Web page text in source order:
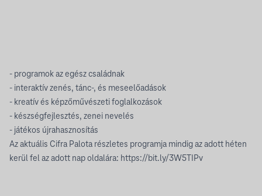
- programok az egész családnak
- interaktív zenés, tánc-, és meseelőadások
- kreatív és képzőművészeti foglalkozások
- készségfejlesztés, zenei nevelés
- játékos újrahasznosítás
Az aktuális Cifra Palota részletes programja mindig az adott héten
kerül fel az adott nap oldalára: https://bit.ly/3W5TIPv